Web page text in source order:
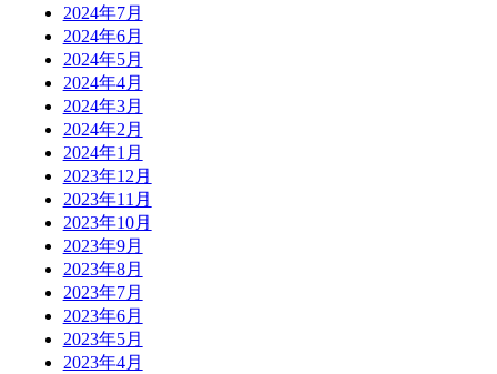
2024年7月
2024年6月
2024年5月
2024年4月
2024年3月
2024年2月
2024年1月
2023年12月
2023年11月
2023年10月
2023年9月
2023年8月
2023年7月
2023年6月
2023年5月
2023年4月